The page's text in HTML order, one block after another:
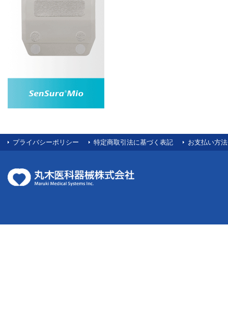
プライバシーポリシー 特定商取引法に基づく表記 お支払い方